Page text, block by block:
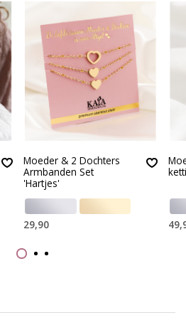
Moeder & 2 Dochters
Armbanden Set
'Hartjes'
29,90